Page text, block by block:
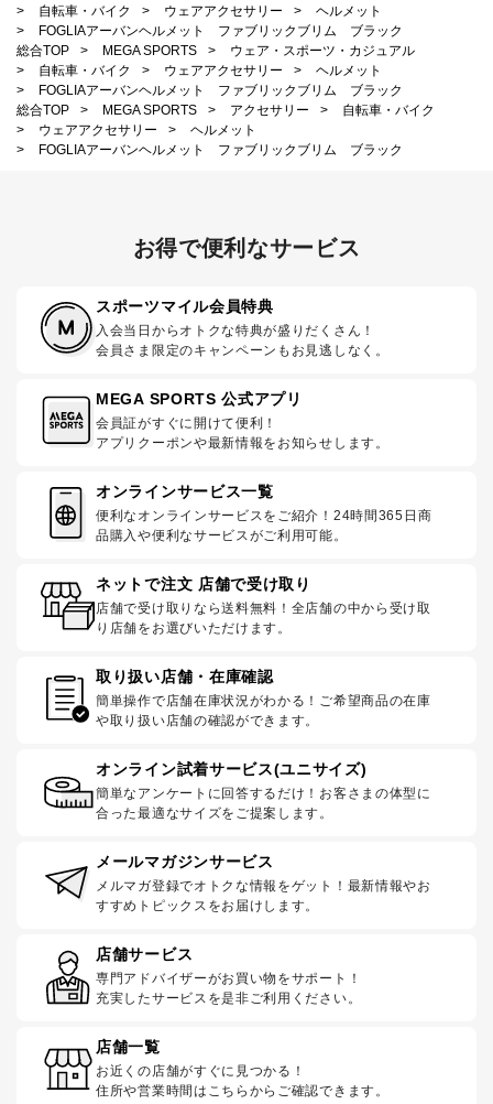
>
自転車・バイク > ウェアアクセサリー >
ヘルメット
>
FOGLIAアーバンヘルメット ファブリックブリム ブラック
総合TOP
> MEGA SPORTS >
ウェア・スポーツ・カジュアル
>
自転車・バイク > ウェアアクセサリー >
ヘルメット
>
FOGLIAアーバンヘルメット ファブリックブリム ブラック
総合TOP
> MEGA SPORTS > アクセサリー >
自転車・バイク
>
ウェアアクセサリー >
ヘルメット
>
FOGLIAアーバンヘルメット ファブリックブリム ブラック
お得で便利なサービス
スポーツマイル会員特典
入会当日からオトクな特典が盛りだくさん！
会員さま限定のキャンペーンもお見逃しなく。
MEGA SPORTS 公式アプリ
会員証がすぐに開けて便利！
アプリクーポンや最新情報をお知らせします。
オンラインサービス一覧
便利なオンラインサービスをご紹介！24時間365日商
品購入や便利なサービスがご利用可能。
ネットで注文 店舗で受け取り
店舗で受け取りなら送料無料！全店舗の中から受け取
り店舗をお選びいただけます。
取り扱い店舗・在庫確認
簡単操作で店舗在庫状況がわかる！ご希望商品の在庫
や取り扱い店舗の確認ができます。
オンライン試着サービス(ユニサイズ)
簡単なアンケートに回答するだけ！お客さまの体型に
合った最適なサイズをご提案します。
メールマガジンサービス
メルマガ登録でオトクな情報をゲット！最新情報やお
すすめトピックスをお届けします。
店舗サービス
専門アドバイザーがお買い物をサポート！
充実したサービスを是非ご利用ください。
店舗一覧
お近くの店舗がすぐに見つかる！
住所や営業時間はこちらからご確認できます。